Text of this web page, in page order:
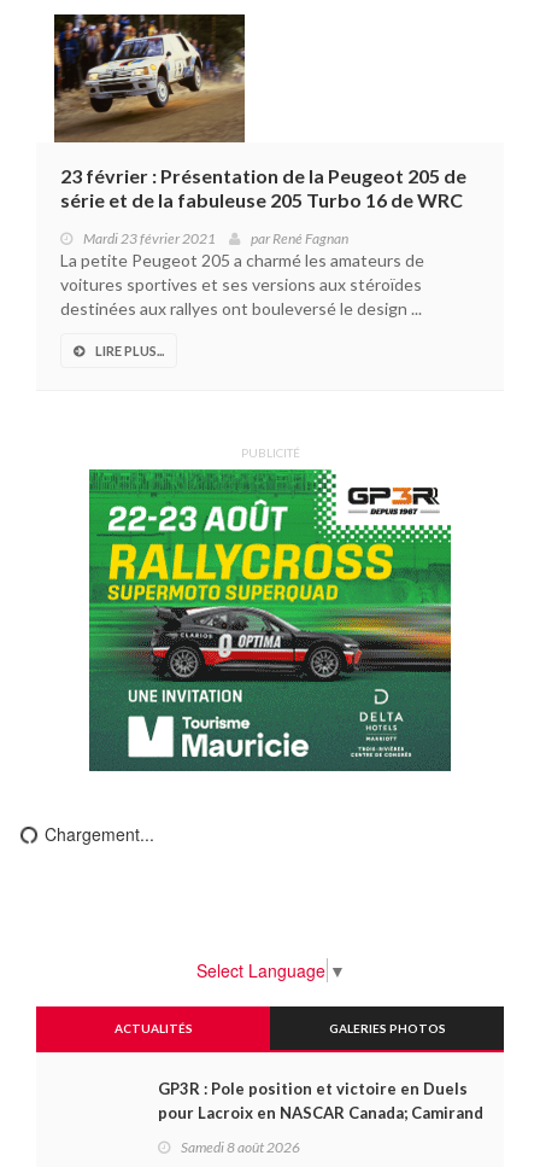
23 février : Présentation de la Peugeot 205 de
série et de la fabuleuse 205 Turbo 16 de WRC
Mardi 23 février 2021 parRené Fagnan
La petite Peugeot 205 a charmé les amateurs de
voitures sportives et ses versions aux stéroïdes
destinées aux rallyes ont bouleversé le design ...
LIRE PLUS...
PUBLICITÉ
Chargement...
Select Language ▼
ACTUALITÉS GALERIES PHOTOS
GP3R : Pole position et victoire en Duels
pour Lacroix en NASCAR Canada; Camirand
Samedi 8 août 2026